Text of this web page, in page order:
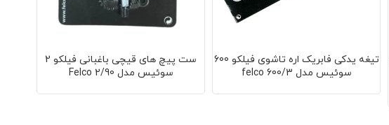
تیغه یدکی فابریک اره تاشوی فیلکو 600
سوئیس مدل felco 600/3
ست پیچ های قیچی باغبانی فیلکو 2
سوئیس مدل Felco 2/90